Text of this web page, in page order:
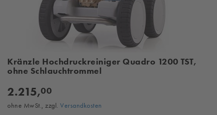
Kränzle Hochdruckreiniger Quadro 1200 TST,
ohne Schlauchtrommel
2.215,00
ohne MwSt., zzgl. Versandkosten